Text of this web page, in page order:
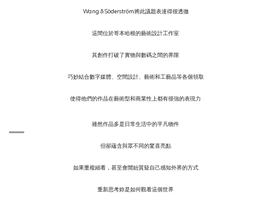
Wang & Söderström將此議題表達得很透徹
這間位於哥本哈根的藝術設計工作室
其創作打破了實物與數碼之間的界限
巧妙結合數字媒體、空間設計、藝術和工藝品等各個領取
使得他們的作品在藝術型和商業性上都有很強的表現力
雖然作品多是日常生活中的平凡物件
但卻蘊含與眾不同的驚喜亮點
如果重複細看，甚至會開始質疑自己感知外界的方式
重新思考妳是如何觀看這個世界